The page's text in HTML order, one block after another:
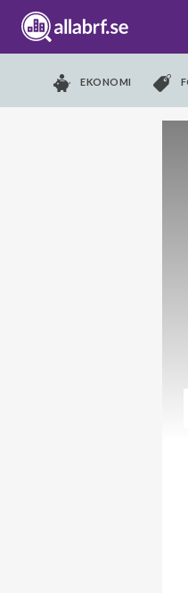
EKONOMI